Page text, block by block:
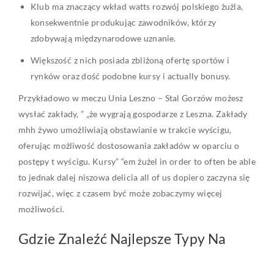
Klub ma znaczący wkład watts rozwój polskiego żużla,
konsekwentnie produkując zawodników, którzy
zdobywają międzynarodowe uznanie.
Większość z nich posiada zbliżoną ofertę sportów i
rynków oraz dość podobne kursy i actually bonusy.
Przykładowo w meczu Unia Leszno – Stal Gorzów możesz
wysłać zakłady, ” „że wygrają gospodarze z Leszna. Zakłady
mhh żywo umożliwiają obstawianie w trakcie wyścigu,
oferując możliwość dostosowania zakładów w oparciu o
postępy t wyścigu. Kursy” “em żużel in order to often be able
to jednak dalej niszowa delicia all of us dopiero zaczyna się
rozwijać, więc z czasem być może zobaczymy więcej
możliwości.
Gdzie Znaleźć Najlepsze Typy Na